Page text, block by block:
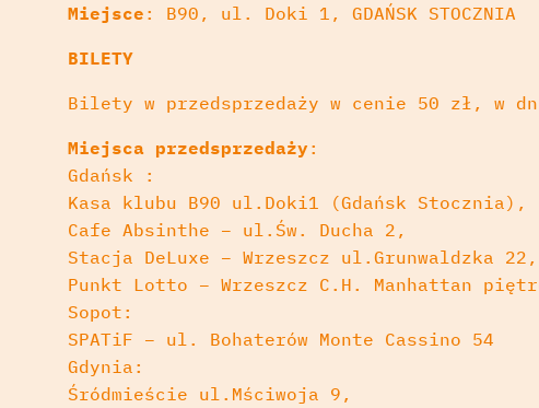
Miejsce : B90, ul. Doki 1, GDAŃSK STOCZNIA
BILETY
Bilety w przedsprzedaży w cenie 50 zł, w
Miejsca przedsprzedaży :
Gdańsk :
Kasa klubu B90 ul.Doki1 (Gdańsk Stocznia),
Cafe Absinthe – ul.Św. Ducha 2,
Stacja DeLuxe – Wrzeszcz ul.Grunwaldzka 22,
Punkt Lotto – Wrzeszcz C.H. Manhattan
Sopot:
SPATiF – ul. Bohaterów Monte Cassino 54
Gdynia:
Śródmieście ul.Mściwoja 9,